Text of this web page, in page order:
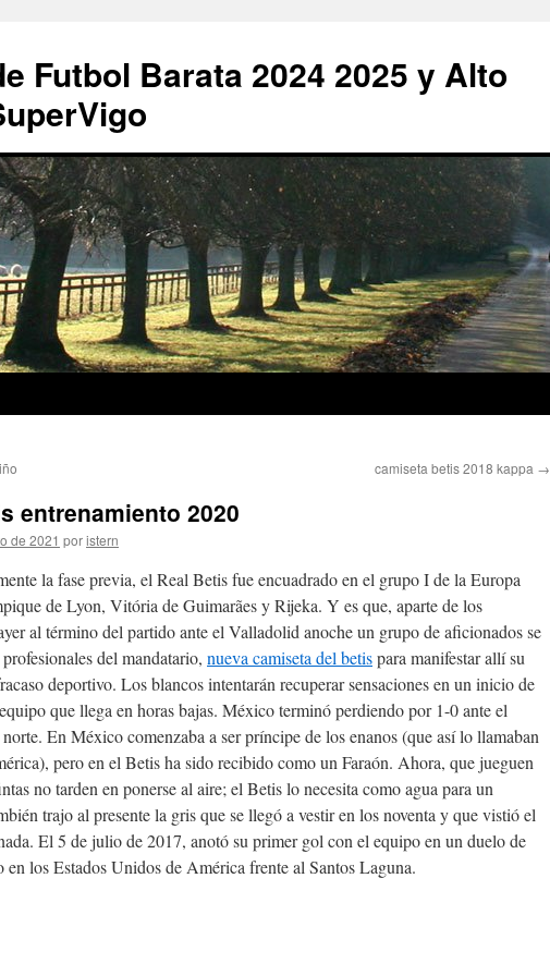
Futbol Barata 2024 2025 y Alto
camiseta betis 2018 kappa →
entrenamiento 2020
de 2021 poristern
la fase previa, el Real Betis fue encuadrado en el grupo I de la Europa
de Lyon, Vitória de Guimarães y Rijeka. Y es que, aparte de los
al término del partido ante el Valladolid anoche un grupo de aficionados se
del mandatario, nueva camiseta del betispara manifestar allí su
deportivo. Los blancos intentarán recuperar sensaciones en un inicio de
que llega en horas bajas. México terminó perdiendo por 1-0 ante el
En México comenzaba a ser príncipe de los enanos (que así lo llamaban
pero en el Betis ha sido recibido como un Faraón. Ahora, que jueguen
no tarden en ponerse al aire; el Betis lo necesita como agua para un
trajo al presente la gris que se llegó a vestir en los noventa y que vistió el
El 5 de julio de 2017, anotó su primer gol con el equipo en un duelo de
en los Estados Unidos de América frente al Santos Laguna.